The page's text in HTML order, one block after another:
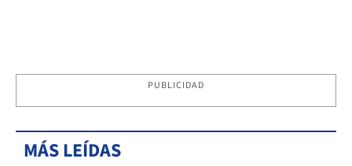
PUBLICIDAD
MÁS LEÍDAS